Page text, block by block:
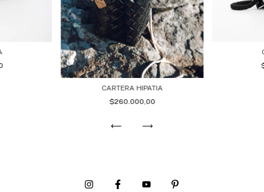
CARTERA HIPATIA
$260.000,00